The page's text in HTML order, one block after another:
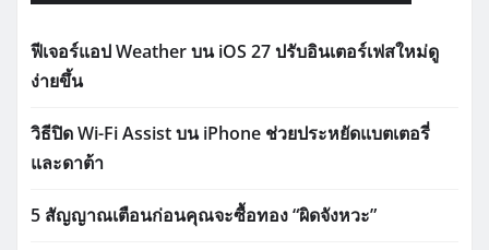
ฟีเจอร์แอป Weather บน iOS 27 ปรับอินเตอร์เฟสใหม่ดู
ง่ายขึ้น
วิธีปิด Wi-Fi Assist บน iPhone ช่วยประหยัดแบตเตอรี่
และดาต้า
5 สัญญาณเตือนก่อนคุณจะซื้อทอง “ผิดจังหวะ”